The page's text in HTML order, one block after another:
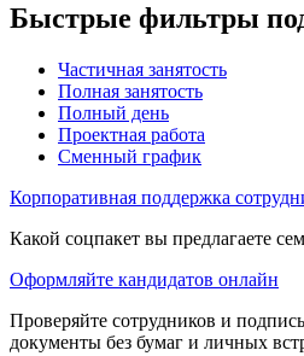
Быстрые фильтры
Частичная занятость
Полная занятость
Полный день
Проектная работа
Сменный график
Корпоративная поддержка
Какой соцпакет вы предлагаете
Оформляйте кандидатов онлайн
Проверяйте сотрудников и
документы без бумаг и личных